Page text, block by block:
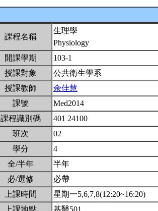
課程名稱
生理學
Physiology
開課學期
103-1
授課對象
公共衛生學系
授課教師
余佳慧
課號
Med2014
課程識別碼
401 24100
班次
02
學分
4
全/半年
半年
必/選修
必帶
上課時間
星期一5,6,7,8(12:20~16:20)
上課地點
基醫501